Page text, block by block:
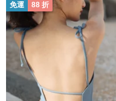
免運 88 折